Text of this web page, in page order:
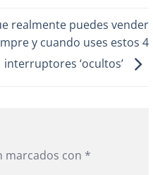
realmente puedes vender
y cuando uses estos 4
interruptores ‘ocultos’
marcados con *